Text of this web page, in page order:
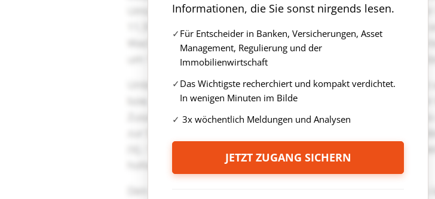
Informationen, die Sie sonst nirgends lesen.
Für Entscheider in Banken, Versicherungen, Asset
Management, Regulierung und der
Immobilienwirtschaft
Das Wichtigste recherchiert und kompakt verdichtet.
In wenigen Minuten im Bilde
3x wöchentlich Meldungen und Analysen
JETZT ZUGANG SICHERN